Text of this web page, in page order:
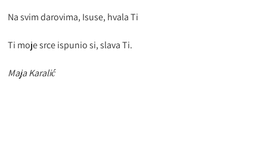
Na svim darovima, Isuse, hvala Ti
Ti moje srce ispunio si, slava Ti.
Maja Karalić